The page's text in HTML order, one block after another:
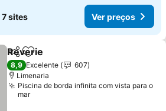
7 sites Ver preços
PartilharAdicionar aos favoritos
Reverie
8,9 Excelente
607
Limenaria
Piscina de borda infinita com vista para o
mar